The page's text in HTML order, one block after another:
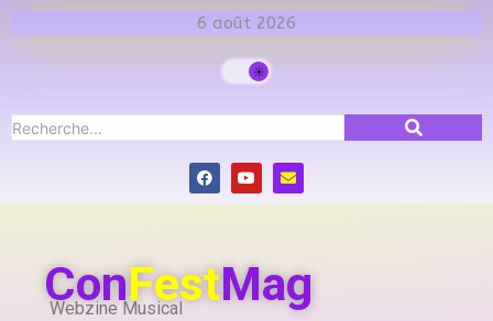
6 août 2026
ConFestMag
Webzine Musical